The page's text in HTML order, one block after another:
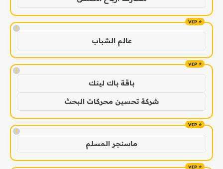
!
عالم الشباب
!
باقة باك لينك
شركة تحسين محركات البحث
!
ماسنجر المسلم